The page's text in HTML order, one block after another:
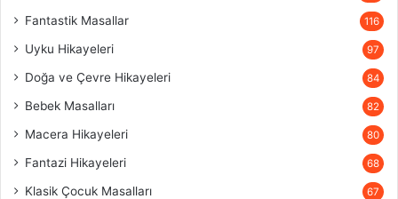
Fantastik Masallar 116
Uyku Hikayeleri 97
Doğa ve Çevre Hikayeleri 84
Bebek Masalları 82
Macera Hikayeleri 80
Fantazi Hikayeleri 68
Klasik Çocuk Masalları 67